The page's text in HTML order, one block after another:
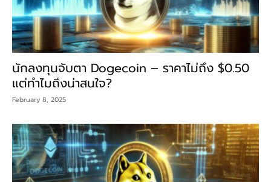
นักลงทุนจับตา Dogecoin – ราคาไม่ถึง $0.50
แต่ทำไมถึงน่าสนใจ?
February 8, 2025